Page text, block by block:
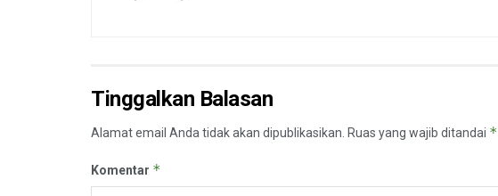
Tinggalkan Balasan
Alamat email Anda tidak akan dipublikasikan. Ruas yang wajib ditandai *
Komentar *